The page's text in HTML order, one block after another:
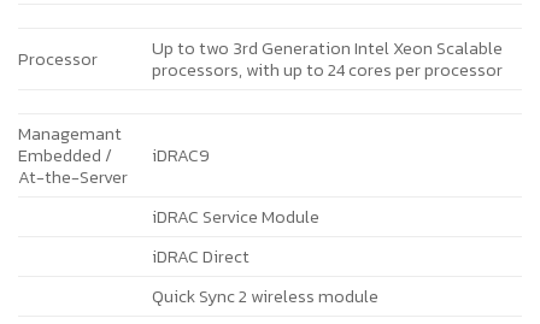
Processor
Up to two 3rd Generation Intel Xeon Scalable
processors, with up to 24 cores per processor
Managemant
Embedded /
At-the-Server
iDRAC9
iDRAC Service Module
iDRAC Direct
Quick Sync 2 wireless module